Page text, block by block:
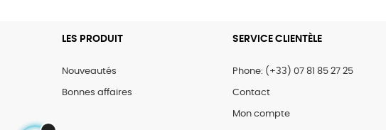
LES PRODUIT
Nouveautés
Bonnes affaires
SERVICE CLIENTÈLE
Phone: (+33) 07 81 85 27 25
Contact
Mon compte